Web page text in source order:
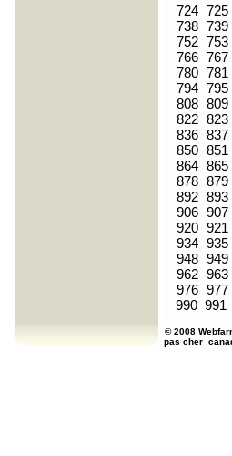
724 725
738 739
752 753
766 767
780 781
794 795
808 809
822 823
836 837
850 851
864 865
878 879
892 893
906 907
920 921
934 935
948 949
962 963
976 977
990 991
© 2008
pas cher